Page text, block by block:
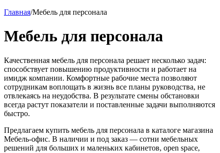
Главная/Мебель для персонала
Мебель для персонала
Качественная мебель для персонала решает несколько задач:
способствует повышению продуктивности и работает на
имидж компании. Комфортные рабочие места позволяют
сотрудникам воплощать в жизнь все планы руководства, не
отвлекаясь на неудобства. В результате смены обстановки
всегда растут показатели и поставленные задачи выполняются
быстро.
Предлагаем купить мебель для персонала в каталоге магазина
Мебель-офис. В наличии и под заказ — сотни мебельных
решений для больших и маленьких кабинетов, open space,